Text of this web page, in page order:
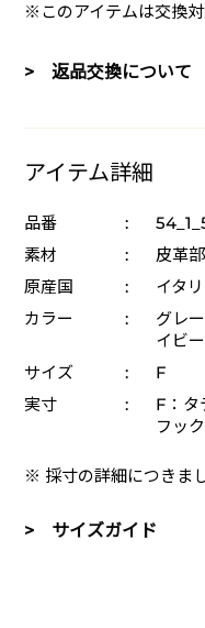
※このアイテムは交換
> 返品交換について
アイテム詳細
品番 :
素材
:
皮革
原産国
:
イタ
カラー
:
グレ
イビ
サイズ
:
F
実寸
:
F：タ
フッ
※ 採寸の詳細につきま
> サイズガイド